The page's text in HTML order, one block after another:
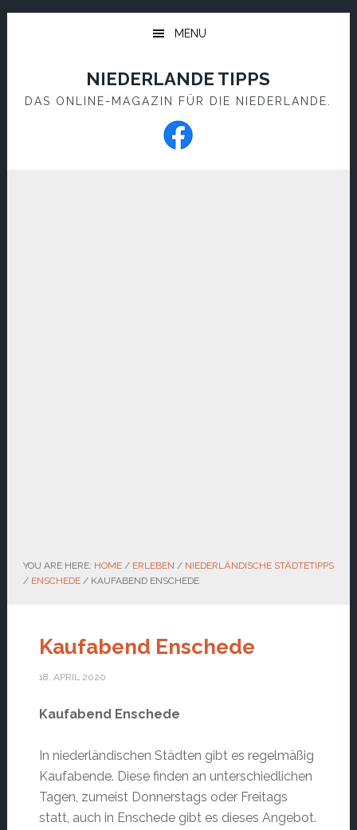
Skip
Skip
MENU
NIEDERLANDE TIPPS
DAS ONLINE-MAGAZIN FÜR DIE NIEDERLANDE.
YOU ARE HERE: HOME / ERLEBEN / NIEDERLÄNDISCHE STÄDTETIPPS
/ ENSCHEDE /KAUFABEND ENSCHEDE
Kaufabend Enschede
18. APRIL 2020
Kaufabend Enschede
In niederländischen Städten gibt es regelmäßig
Kaufabende. Diese finden an unterschiedlichen
Tagen, zumeist Donnerstags oder Freitags
statt, auch in Enschede gibt es dieses Angebot.